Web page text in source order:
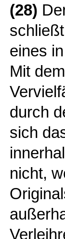
(28)
eines
Mit
durch
sich
nicht,